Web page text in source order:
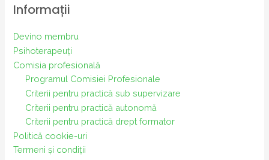
Informații
Devino membru
Psihoterapeuți
Comisia profesională
Programul Comisiei Profesionale
Criterii pentru practică sub supervizare
Criterii pentru practică autonomă
Criterii pentru practică drept formator
Politică cookie-uri
Termeni și condiții